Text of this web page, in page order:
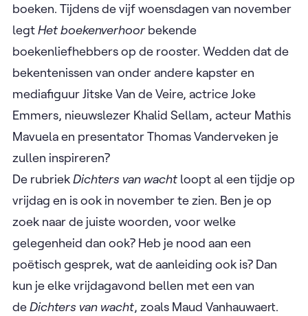
boeken. Tijdens de vijf woensdagen van november
legtHet boekenverhoor bekende
boekenliefhebbers op de rooster. Wedden dat de
bekentenissen van onder andere kapster en
mediafiguur Jitske Van de Veire, actrice Joke
Emmers, nieuwslezer Khalid Sellam, acteur Mathis
Mavuela en presentator Thomas Vanderveken je
zullen inspireren?
De rubriekDichters van wacht loopt al een tijdje op
vrijdag en is ook in november te zien. Ben je op
zoek naar de juiste woorden, voor welke
gelegenheid dan ook? Heb je nood aan een
poëtisch gesprek, wat de aanleiding ook is? Dan
kun je elke vrijdagavond bellen met een van
deDichters van wacht, zoals Maud Vanhauwaert.